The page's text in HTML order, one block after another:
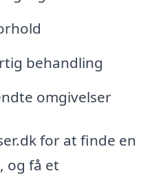
behandling
omgivelser
for at finde en
og få et